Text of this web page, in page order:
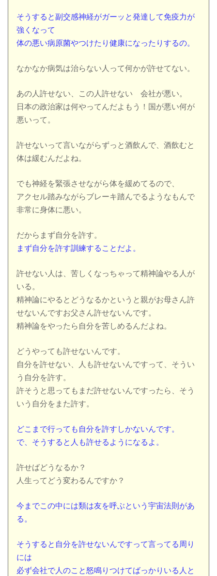
そうすると副交感神経がガーッと発達して免疫力が
強くなって
体の悪い病原菌やつけたり健康になったりするの。
なかなか病気は治らない人って何かが許せてない。
あの人許せない、この人許せない 会社が悪い。
日本の政治家は何やってんだよもう！国が悪い何が
悪いって。
許せないって言いながらずっと酒飲んで、酒飲むと
体は緩むんだよね。
でも神経を緊張させながら体を緩めてるので、
アクセル踏みながらブレーキ踏んでるようなもんで
非常に身体に悪い。
だからまず自分を許す。
まず自分を許す訓練することだよ。
許せない人は、苦しくなっちゃって精神論やる人が
いる。
精神論にやるとどうなるかというと親がお母さん許
せないんですお父さん許せないんです。
精神論をやったら自分を苦しめるんだよね。
どうやっても許せないんです。
自分を許せない、人も許せないんですって、そうい
う自分を許す。
許そうと思ってもまだ許せないんですったら、そう
いう自分をまた許す。
どこまで行っても自分を許すしかないんです。
で、そうすると人も許せるようになるよ。
許せばどうなるか？
人生ってどう変わるんですか？
今までこの中には類は友を呼ぶという宇宙法則があ
る。
そうすると自分を許せないんですって言ってる周り
には
必ず会社で人のこと怒鳴りつけてばっかりいる人と